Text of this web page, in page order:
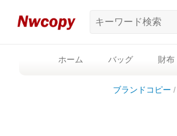
ホーム バッグ 財布
ブランドコピー